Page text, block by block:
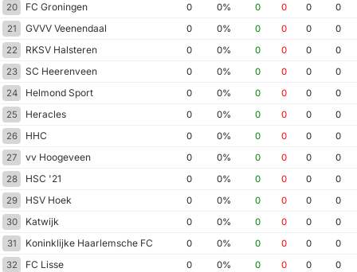
20
FC Groningen 0 0% 0 0 0
0
21
GVVV Veenendaal 0 0% 0 0 0
0
22
RKSV Halsteren 0 0% 0 0 0
0
23
SC Heerenveen 0 0% 0 0 0
0
24
Helmond Sport 0 0% 0 0 0
0
25
Heracles 0 0% 0 0 0
0
26
HHC 0 0% 0 0 0
0
27
vv Hoogeveen 0 0% 0 0 0
0
28
HSC '21 0 0% 0 0 0
0
29
HSV Hoek 0 0% 0 0 0
0
30
Katwijk 0 0% 0 0 0
0
31
Koninklijke Haarlemsche FC 0 0% 0 0 0
0
32
FC Lisse 0 0% 0 0 0 0